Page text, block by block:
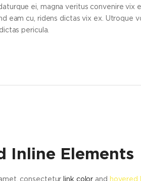
ei, magna veritus convenire
eam cu, ridens dictas vix ex. Utroque
pericula.
Inline Elements
consecteturlink color and hovered